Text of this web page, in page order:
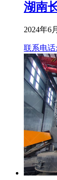
湖南
2024年6
联系电话: